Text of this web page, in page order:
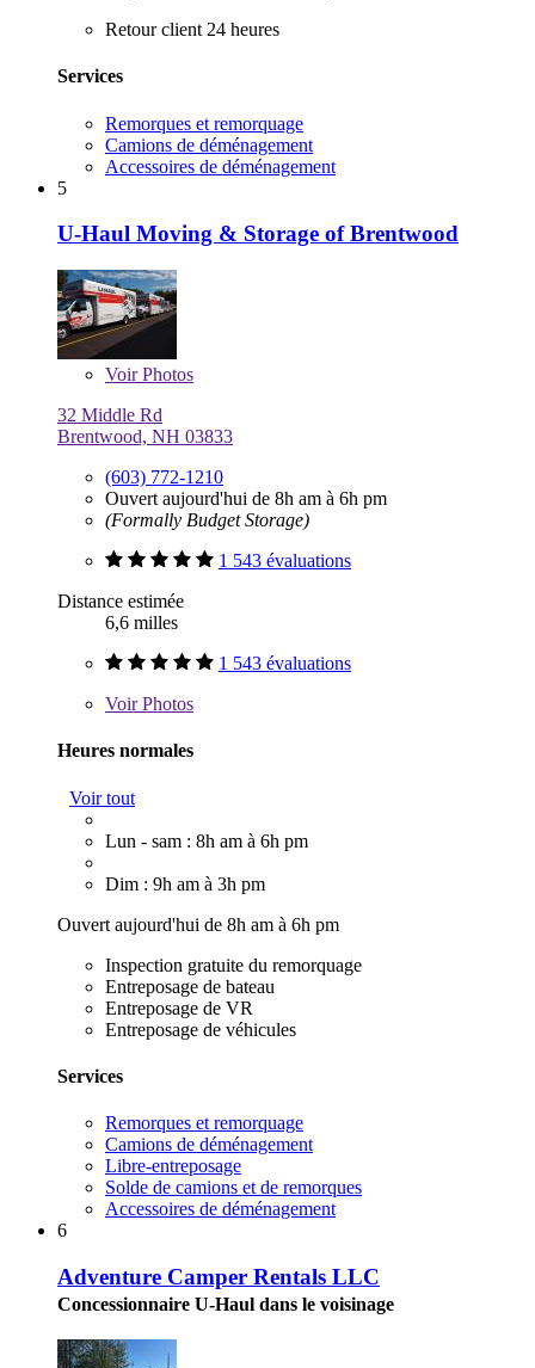
Retour client 24 heures
Services
Remorques et remorquage
Camions de déménagement
Accessoires de déménagement
5
U-Haul Moving & Storage of Brentwood
VoirPhotos
32 Middle Rd
Brentwood, NH 03833
(603) 772-1210
Ouvert aujourd'hui de 8h am à 6h pm
(Formally Budget Storage)
1 543 évaluations
Distance estimée
6,6 milles
1 543 évaluations
VoirPhotos
Heures normales
Voir tout
Lun - sam : 8h am à 6h pm
Dim : 9h am à 3h pm
Ouvert aujourd'hui de 8h am à 6h pm
Inspection gratuite du remorquage
Entreposage de bateau
Entreposage de VR
Entreposage de véhicules
Services
Remorques et remorquage
Camions de déménagement
Libre-entreposage
Solde de camions et de remorques
Accessoires de déménagement
6
Adventure Camper Rentals LLC
Concessionnaire U-Haul dans le voisinage